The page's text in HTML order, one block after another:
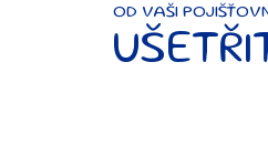
OD VAŠI